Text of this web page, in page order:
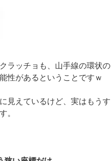
ラッチョも、山手線の環状の
性があるということですｗ
見えているけど、実はもうす
。